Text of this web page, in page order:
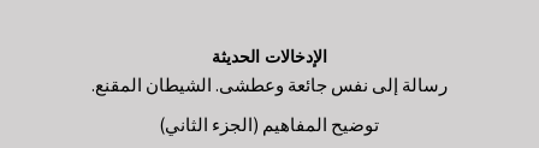
الإدخالات الحديثة
رسالة إلى نفس جائعة وعطشى. الشيطان المقنع.
توضيح المفاهيم (الجزء الثاني)